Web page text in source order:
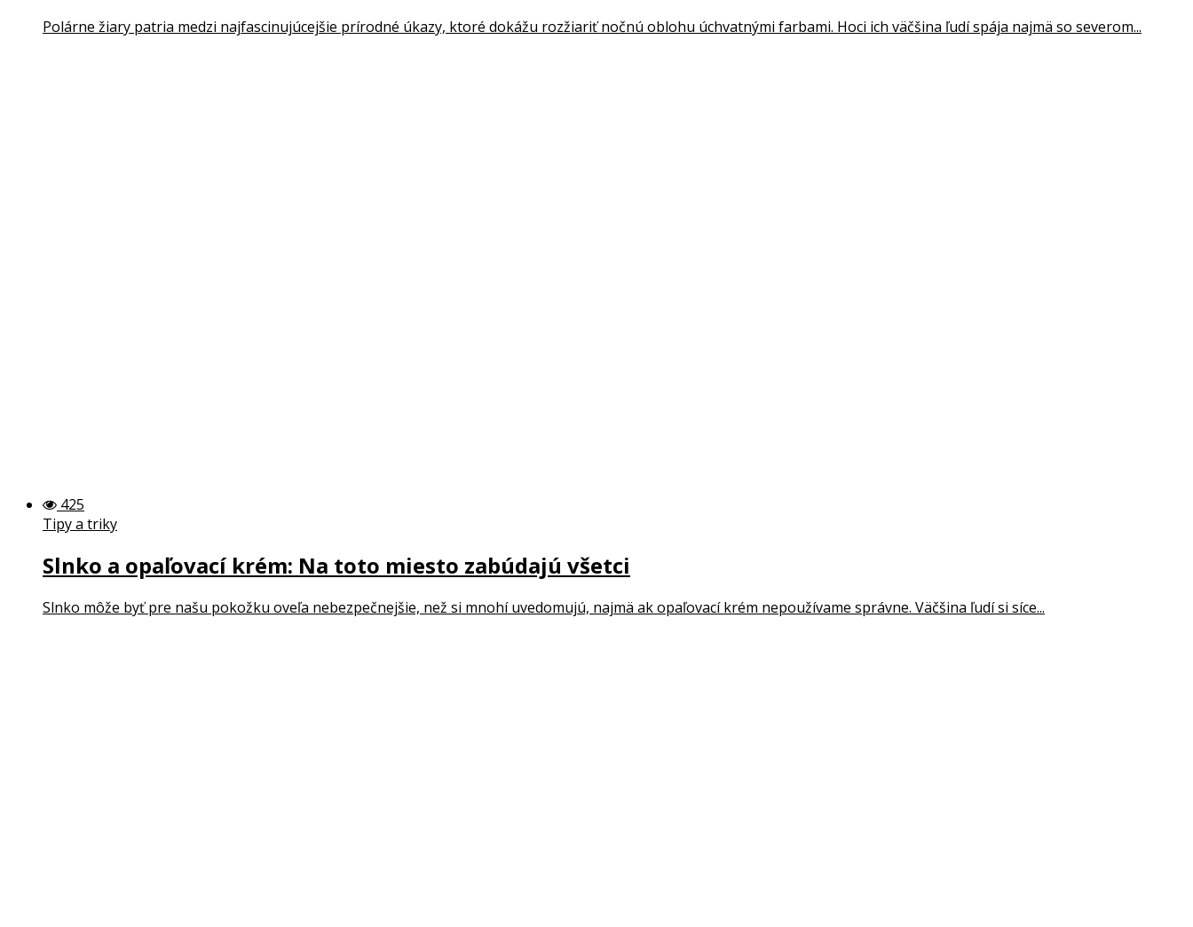
Polárne žiary patria medzi najfascinujúcejšie prírodné úkazy, ktoré dokážu rozžiariť nočnú oblohu úchvatnými farbami. Hoci ich väčšina ľudí spája najmä so severom...
425
Tipy a triky
Slnko a opaľovací krém: Na toto miesto zabúdajú všetci
Slnko môže byť pre našu pokožku oveľa nebezpečnejšie, než si mnohí uvedomujú, najmä ak opaľovací krém nepoužívame správne. Väčšina ľudí si síce...